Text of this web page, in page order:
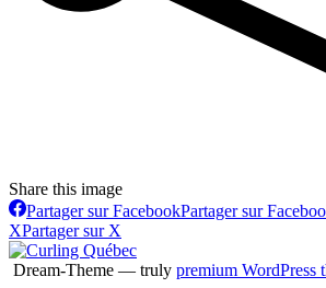
Share this image
Partager sur FacebookPartager sur
XPartager sur X
Dream-Theme — truly premium WordPress